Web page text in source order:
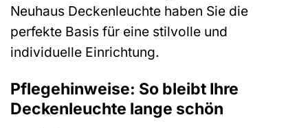
Neuhaus Deckenleuchte haben Sie die
perfekte Basis für eine stilvolle und
individuelle Einrichtung.
Pflegehinweise: So bleibt Ihre
Deckenleuchte lange schön